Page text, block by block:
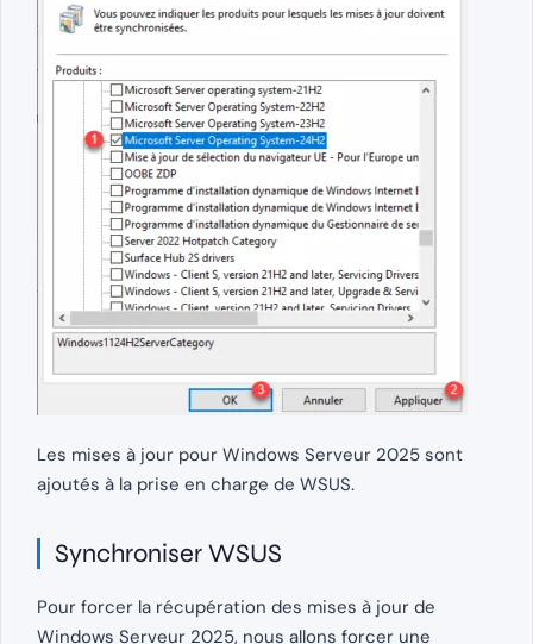
Les mises à jour pour Windows Serveur 2025 sont
ajoutés à la prise en charge de WSUS.
Synchroniser WSUS
Pour forcer la récupération des mises à jour de
Windows Serveur 2025, nous allons forcer une